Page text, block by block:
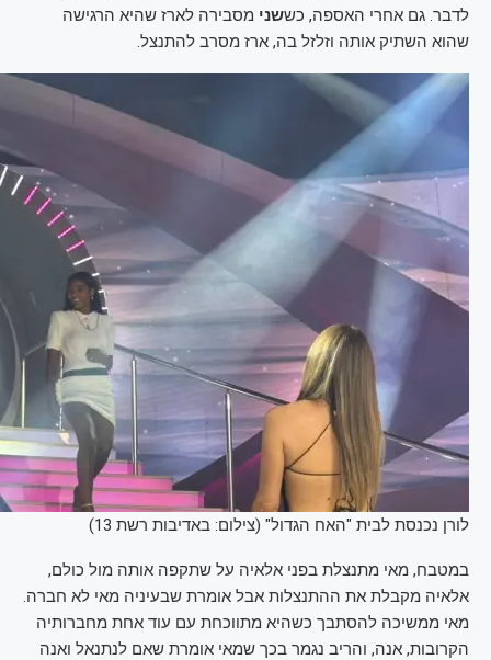
לדבר. גם אחרי האספה, כששני מסבירה לארז שהיא הרגישה
שהוא השתיק אותה וזלזל בה, ארז מסרב להתנצל.
לורן נכנסת לבית "האח הגדול" (צילום: באדיבות רשת 13)
במטבח, מאי מתנצלת בפני אלאיה על שתקפה אותה מול כולם,
אלאיה מקבלת את ההתנצלות אבל אומרת שבעיניה מאי לא חברה.
מאי ממשיכה להסתבך כשהיא מתווכחת עם עוד אחת מחברותיה
הקרובות, אנה, והריב נגמר בכך שמאי אומרת שאם לנתנאל ואנה